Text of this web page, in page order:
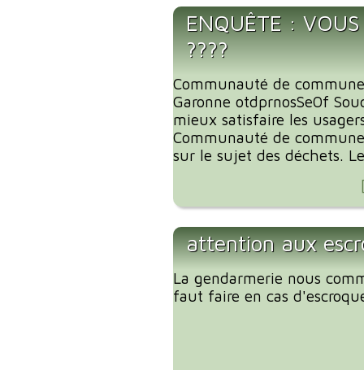
ENQUÊTE :
????
Communauté de
Garonne otdprnosSe0f
mieux satisfaire les
Communauté de
sur le sujet des déchets.
attention aux
La gendarmerie nous
faut faire en cas